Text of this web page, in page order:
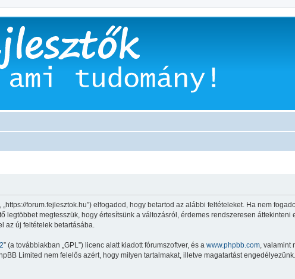
„https://forum.fejlesztok.hu”) elfogadod, hogy betartod az alábbi feltételeket. Ha nem
legtöbbet megtesszük, hogy értesítsünk a változásról, érdemes rendszeresen áttekinteni
az új feltételek betartásába.
” (a továbbiakban „GPL”) licenc alatt kiadott fórumszoftver, és a www.phpbb.com , valamint
Limited nem felelős azért, hogy milyen tartalmakat, illetve magatartást